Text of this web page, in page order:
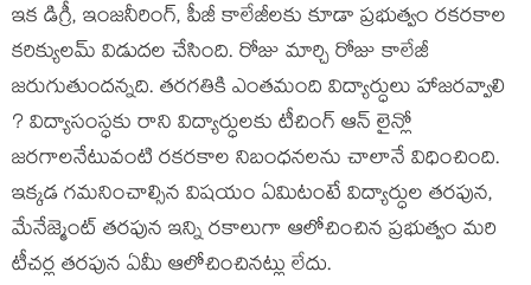
ఇక డిగ్రీ, ఇంజనీరింగ్, పీజీ కాలేజీలకు కూడా ప్రభుత్వం రకరకాల
కరిక్యులమ్ విడుదల చేసింది. రోజు మార్చి రోజు కాలేజీ
జరుగుతుందన్నది. తరగతికి ఎంతమంది విద్యార్ధులు హాజరవ్వాలి
? విద్యాసంస్ధకు రాని విద్యార్ధులకు టీచింగ్ ఆన్ లైన్లో
జరగాలనేటువంటి రకరకాల నిబంధనలను చాలానే విధించింది.
ఇక్కడ గమనించాల్సిన విషయం ఏమిటంటే విద్యార్ధుల తరపున,
మేనేజ్మెంట్ తరపున ఇన్ని రకాలుగా ఆలోచించిన ప్రభుత్వం మరి
టీచర్ల తరపున ఏమీ ఆలోచించినట్లు లేదు.